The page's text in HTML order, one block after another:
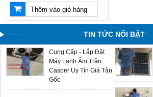
Thêm vào giỏ hàng
TIN TỨC NỔI BẬT
Máy Lạnh Âm Trần
Aqua - Đại Lý Phân
Phối Chính Hãng Giá
Cung Cấp - Lắp Đặt
Máy Lạnh Âm Trần
Casper Uy Tín Giá Tận
Gốc